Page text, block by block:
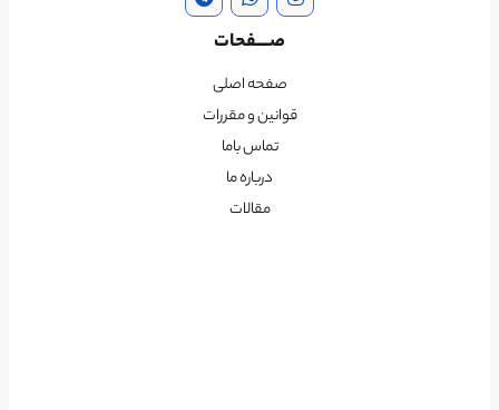
صــــفحات
صفحه اصلی
قوانین و مقررات
تماس باما
درباره ما
مقالات